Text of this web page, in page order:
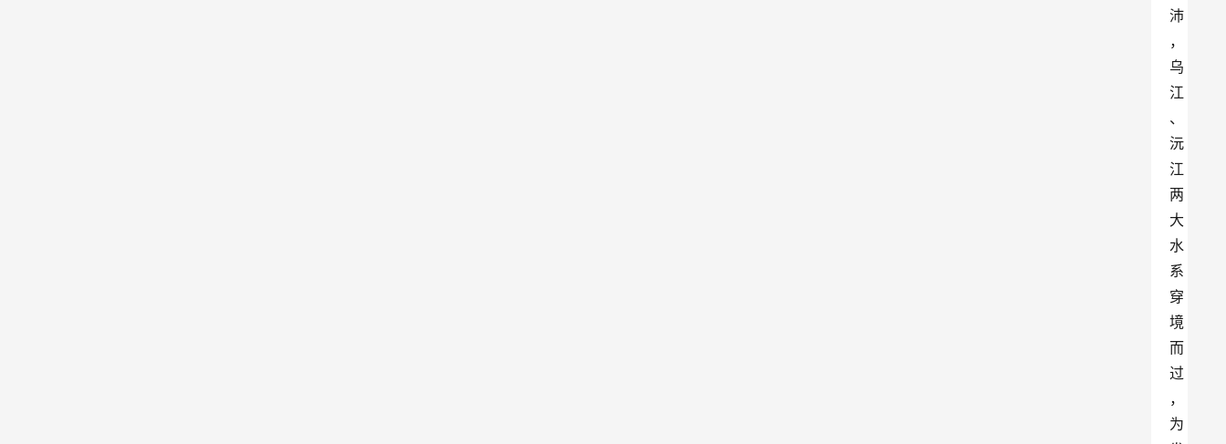
沛
，
乌
江
、
沅
江
两
大
水
系
穿
境
而
过
，
为